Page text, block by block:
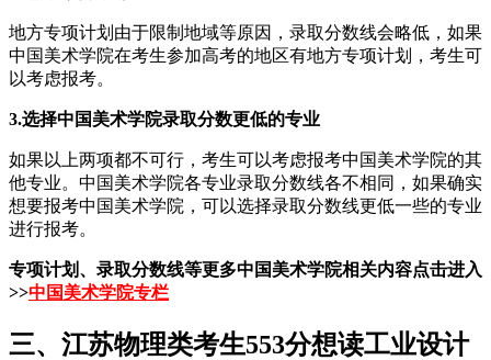
地方专项计划由于限制地域等原因，录取分数线会略低，如果
中国美术学院在考生参加高考的地区有地方专项计划，考生可
以考虑报考。
3.选择中国美术学院录取分数更低的专业
如果以上两项都不可行，考生可以考虑报考中国美术学院的其
他专业。中国美术学院各专业录取分数线各不相同，如果确实
想要报考中国美术学院，可以选择录取分数线更低一些的专业
进行报考。
专项计划、录取分数线等更多中国美术学院相关内容点击进入
>>中国美术学院专栏
三、江苏物理类考生553分想读工业设计